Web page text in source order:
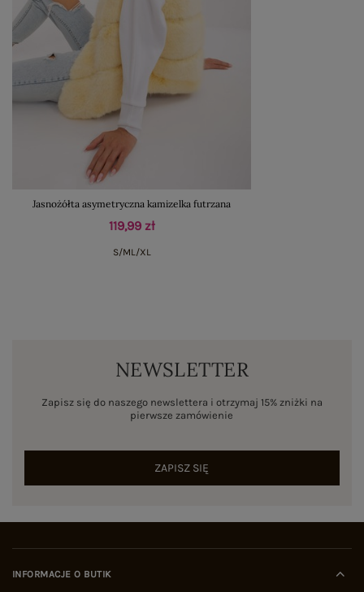
Jasnożółta asymetryczna kamizelka futrzana
119,99 zł
S/ML/XL
NEWSLETTER
Zapisz się do naszego newslettera i otrzymaj 15% zniżki na
pierwsze zamówienie
ZAPISZ SIĘ
INFORMACJE O BUTIK